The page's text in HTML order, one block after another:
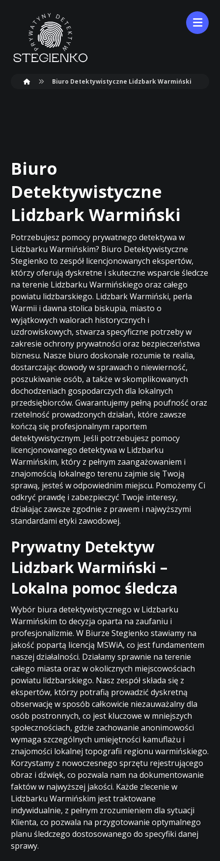
Biuro Detektywistyczne Lidzbark Warmiński
Biuro
Detektywistyczne
Lidzbark Warmiński
Potrzebujesz pomocy prywatnego detektywa w
Lidzbarku Warmińskim? Biuro Detektywistyczne
Stegienko to zespół licencjonowanych ekspertów,
którzy oferują dyskretne i skuteczne wsparcie śledcze
na terenie Lidzbarku Warmińskiego oraz całego
powiatu lidzbarskiego. Lidzbark Warmiński, perła
Warmii i dawna stolica biskupia, miasto o
wyjątkowych walorach historycznych i
uzdrowiskowych, stwarza specyficzne potrzeby w
zakresie ochrony prywatności oraz bezpieczeństwa
biznesu. Nasze biuro doskonale rozumie te realia,
dostarczając dowody w sprawach o niewierność,
poszukiwanie osób, a także w skomplikowanych
dochodzeniach gospodarczych dla lokalnych
przedsiębiorców. Gwarantujemy pełną poufność oraz
rzetelność prowadzonych działań, które zawsze
kończą się profesjonalnym raportem
detektywistycznym. Jeśli potrzebujesz pomocy
licencjonowanego detektywa w Lidzbarku
Warmińskim, który z pełnym zaangażowaniem i
znajomością lokalnego terenu zajmie się Twoją
sprawą, jesteś w odpowiednim miejscu. Pomożemy Ci
odkryć prawdę i zabezpieczyć Twoje interesy,
działając zawsze zgodnie z prawem i najwyższymi
standardami etyki zawodowej.
Prywatny Detektyw
Lidzbark Warmiński –
Lokalna pomoc śledcza
Wybór biura detektywistycznego w Lidzbarku
Warmińskim to decyzja oparta na zaufaniu i
profesjonalizmie. W Biurze Stegienko stawiamy na
jakość popartą licencją MSWiA, co jest fundamentem
naszej działalności. Działamy sprawnie na terenie
całego miasta oraz w okolicznych miejscowościach
powiatu lidzbarskiego. Nasz zespół składa się z
ekspertów, którzy potrafią prowadzić dyskretną
obserwację w sposób całkowicie niezauważalny dla
osób postronnych, co jest kluczowe w mniejszych
społecznościach, gdzie zachowanie anonimowości
wymaga szczególnych umiejętności kamuflażu i
znajomości lokalnej topografii regionu warmińskiego.
Korzystamy z nowoczesnego sprzętu rejestrującego
obraz i dźwięk, co pozwala nam na dokumentowanie
faktów w najwyższej jakości. Każde zlecenie w
Lidzbarku Warmińskim jest traktowane
indywidualnie, z pełnym zrozumieniem dla sytuacji
Klienta, co pozwala na przygotowanie optymalnego
planu śledczego dostosowanego do specyfiki danej
sprawy.